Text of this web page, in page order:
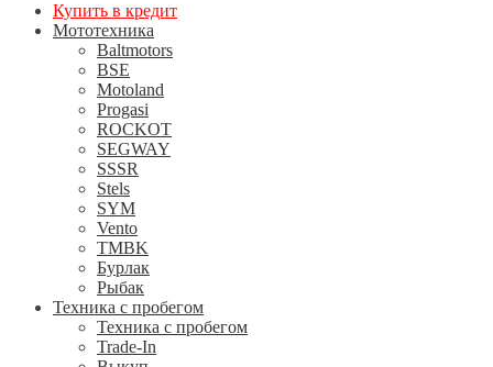
Купить в кредит
Мототехника
Baltmotors
BSE
Motoland
Progasi
ROCKOT
SEGWAY
SSSR
Stels
SYM
Vento
TMBK
Бурлак
Рыбак
Техника с пробегом
Техника с пробегом
Trade-In